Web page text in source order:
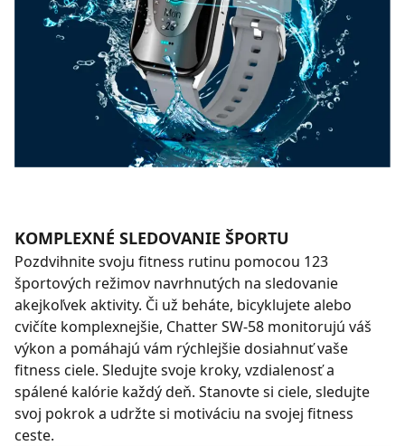
KOMPLEXNÉ SLEDOVANIE ŠPORTU
Pozdvihnite svoju fitness rutinu pomocou 123
športových režimov navrhnutých na sledovanie
akejkoľvek aktivity. Či už beháte, bicyklujete alebo
cvičíte komplexnejšie, Chatter SW-58 monitorujú váš
výkon a pomáhajú vám rýchlejšie dosiahnuť vaše
fitness ciele. Sledujte svoje kroky, vzdialenosť a
spálené kalórie každý deň. Stanovte si ciele, sledujte
svoj pokrok a udržte si motiváciu na svojej fitness
ceste.